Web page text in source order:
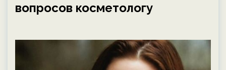
вопросов косметологу